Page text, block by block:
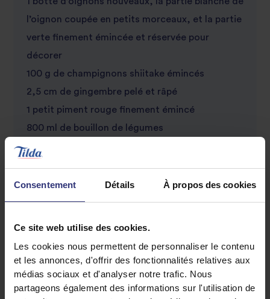
Consentement Détails À propos des cookies
Ce site web utilise des cookies.
Les cookies nous permettent de personnaliser le contenu
et les annonces, d'offrir des fonctionnalités relatives aux
médias sociaux et d'analyser notre trafic. Nous
partageons également des informations sur l'utilisation de
l’oignon coupée en petits morceaux, et la partie
verte finement émincée et réservée pour
décorer
100 g de champignons shiitake émincés
2,5 cm de gingembre pelé et râpé
1 petit piment rouge finement émincé
800 ml de bouillon de légumes
4 c. à café de pâte miso